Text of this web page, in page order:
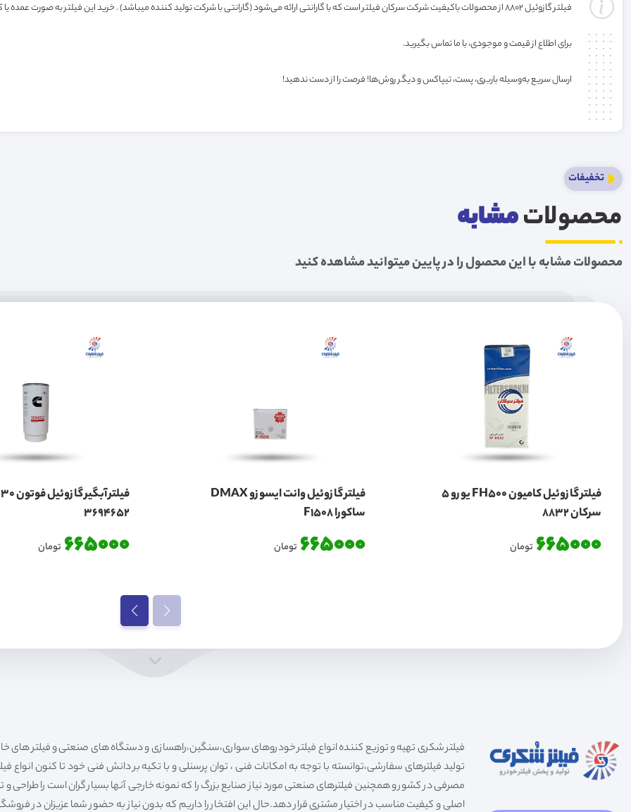
فیلتر گازوئیل 8802 از محصولات باکیفیت شرکت سرکان فیلتر است که با گارانتی ارائه می‌شود (گارانتی با شرکت تولید کننده میباشد) . خرید این فیلتر به صورت عمده یا کارتنی شامل تخفیف ویژه فروشگاه می‌باشد.
برای اطلاع از قیمت و موجودی، با ما تماس بگیرید.
ارسال سریع به‌وسیله باربری، پست، تیپاکس و دیگر روش‌ها! فرصت را از دست ندهید!
تخفیفات
محصولاتمشابه
محصولات مشابه با این محصول را در پایین میتوانید مشاهده کنید
فیلتر گازوئیل کامیون FH500 یورو 5
سرکان 8832
665000 تومان
فیلتر گازوئیل وانت ایسوزو DMAX
ساکورا F1508
665000 تومان
فیلتر آبگیر
3694652
665000 تومان
تولید فیلترهای سفارشی،توانسته با توجه به امکانات فنی ، توان پرسنلی و با تکیه بر دانش فنی خود تا کنون انواع
مصرفی در کشور و همچنین فیلترهای صنعتی مورد نیاز صنایع بزرگ را که نمونه خارجی آنها بسیار گران است را طراحی و
اصلی و کیفیت مناسب در اختیار مشتری قرار دهد.حال این افتخار را داریم که بدون نیاز به حضور شما عزیزان در